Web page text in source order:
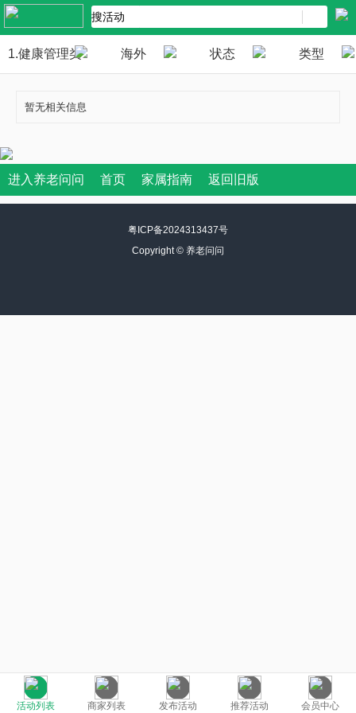
1.健康管理类 海外 状态 类型
暂无相关信息
活动列表 商家列表 发布活动 推荐活动 会员中心
进入养老问问 首页 家属指南 返回旧版
粤ICP备2024313437号
Copyright © 养老问问